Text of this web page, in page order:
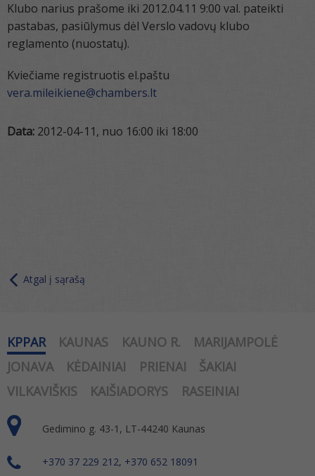
Klubo narius prašome iki 2012.04.11 9:00 val. pateikti
pastabas, pasiūlymus dėl Verslo vadovų klubo
reglamento (nuostatų).
Kviečiame registruotis el.paštu
vera.mileikiene@chambers.lt
Data: 2012-04-11, nuo 16:00 iki 18:00
Atgal į sąrašą
KPPAR KAUNAS KAUNO R.
MARIJAMPOLĖ
JONAVA
KĖDAINIAI PRIENAI
ŠAKIAI
VILKAVIŠKIS
KAIŠIADORYS RASEINIAI
Gedimino g. 43-1, LT-44240 Kaunas
+370 37 229 212, +370 652 18091